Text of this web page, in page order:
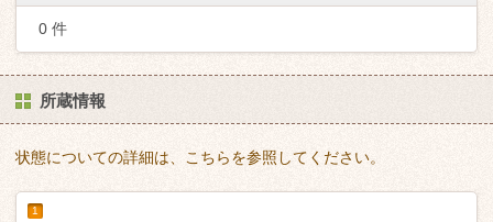
0 件
所蔵情報
状態についての詳細は、こちらを参照してください。
1